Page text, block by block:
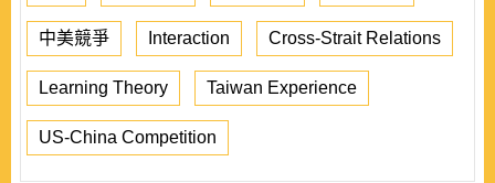
中美競爭 Interaction Cross-Strait Relations
Learning Theory Taiwan Experience
US-China Competition